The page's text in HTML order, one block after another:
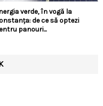
verde, în vogă la
de ce să optezi
panouri...